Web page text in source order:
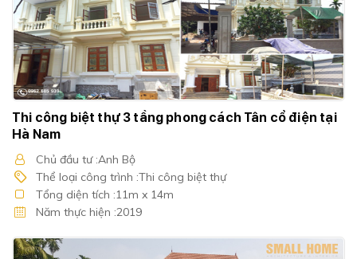
Thi công biệt thự 3 tầng phong cách Tân cổ điện tại
Hà Nam
Chủ đầu tư :Anh Bộ
Thể loại công trình :Thi công biệt thự
Tổng diện tích :11m x 14m
Năm thực hiện :2019